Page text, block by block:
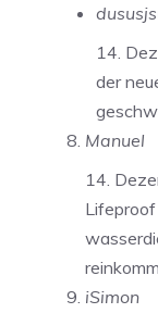
14.
der
Manuel
14.
iSimon